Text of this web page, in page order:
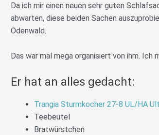
Da ich mir einen neuen sehr guten
abwarten, diese beiden Sachen
Odenwald.
Das war mal mega organisiert von ihm.
Er hat an alles gedacht:
Trangia Sturmkocher 27-8 UL/HA
Teebeutel
Bratwürstchen